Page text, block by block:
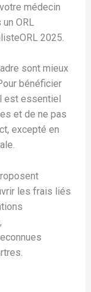
médecin
ORL
2025.
sont mieux
bénéficier
est essentiel
et de ne pas
excepté en
les frais liés